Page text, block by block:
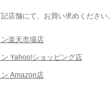
店舗にて、お買い求めください。
楽天市場店
Yahoo!ショッピング店
Amazon店